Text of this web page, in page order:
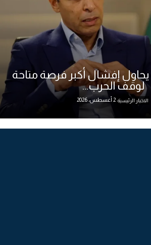
يحاول إفشال أكبر فرصة متاحة
لوقف الحرب...
الاخبار الرئيسية 2 أغسطس، 2026